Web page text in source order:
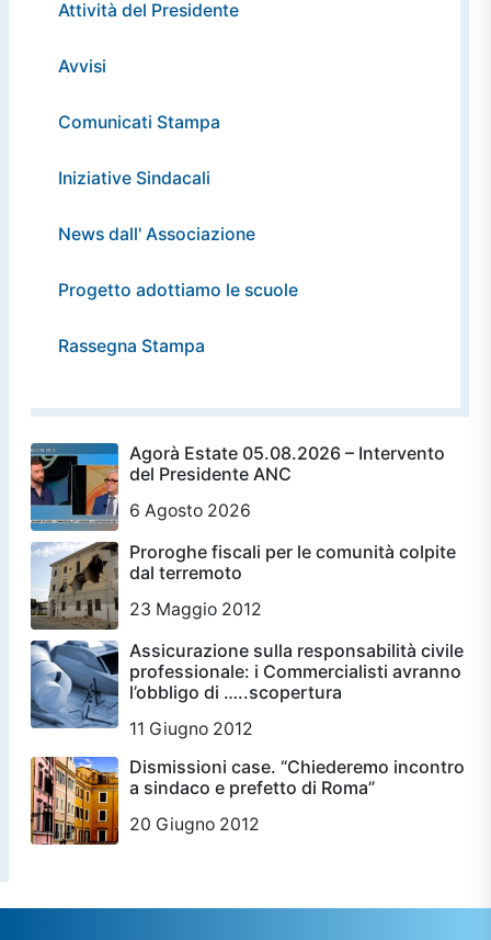
Attività del Presidente
Avvisi
Comunicati Stampa
Iniziative Sindacali
News dall' Associazione
Progetto adottiamo le scuole
Rassegna Stampa
Agorà Estate 05.08.2026 – Intervento
del Presidente ANC
6 Agosto 2026
Proroghe fiscali per le comunità colpite
dal terremoto
23 Maggio 2012
Assicurazione sulla responsabilità civile
professionale: i Commercialisti avranno
l’obbligo di …..scopertura
11 Giugno 2012
Dismissioni case. “Chiederemo incontro
a sindaco e prefetto di Roma”
20 Giugno 2012